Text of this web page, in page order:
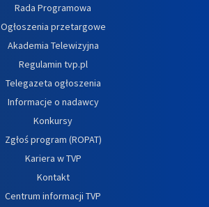
Rada Programowa
Ogłoszenia przetargowe
Akademia Telewizyjna
Regulamin tvp.pl
Telegazeta ogłoszenia
Informacje o nadawcy
Konkursy
Zgłoś program (ROPAT)
Kariera w TVP
Kontakt
Centrum informacji TVP